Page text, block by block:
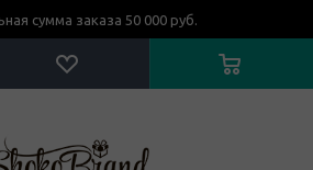
сумма заказа 50 000 руб.